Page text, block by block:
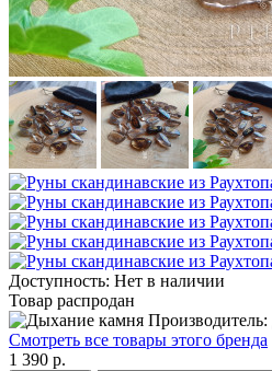
Доступность: Нет в наличии
Товар распродан
Смотреть все товары этого бренда
1 390 р.